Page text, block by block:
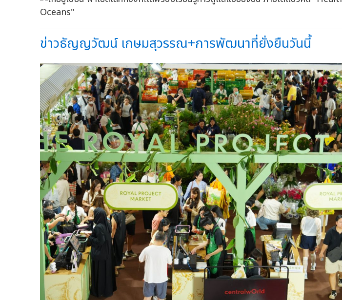
ข่าวธัญญวัฒน์ เกษมสุวรรณ+การพัฒนาที่ยั่งยืนวันนี้